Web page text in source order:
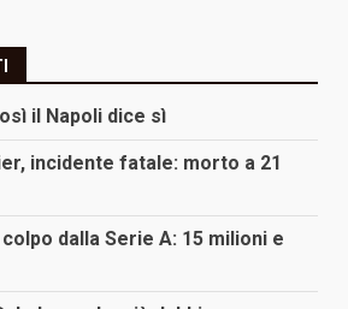
il Napoli dice sì
incidente fatale: morto a 21
dalla Serie A: 15 milioni e